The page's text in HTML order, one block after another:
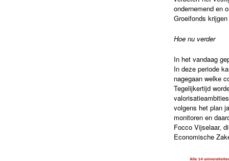
ondernemend en
Groeifonds
Hoe nu verder
In het vandaag
In deze periode
nagegaan welke
Tegelijkertijd
volgens het plan
monitoren en
Focco Vijselaar,
Economische